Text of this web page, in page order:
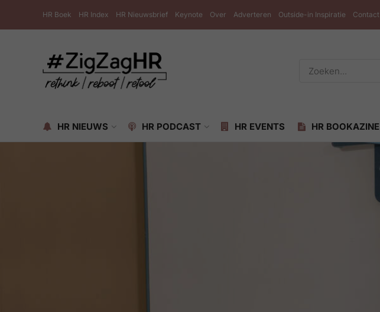
HR Boek HR Index HR Nieuwsbrief Keynote Over Adverteren Outside-in Inspiratie Contact
HR NIEUWS HR PODCAST HR EVENTS HR BOOKAZINE